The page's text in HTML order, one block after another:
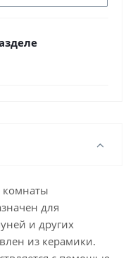
комнаты
для
и других
из керамики.